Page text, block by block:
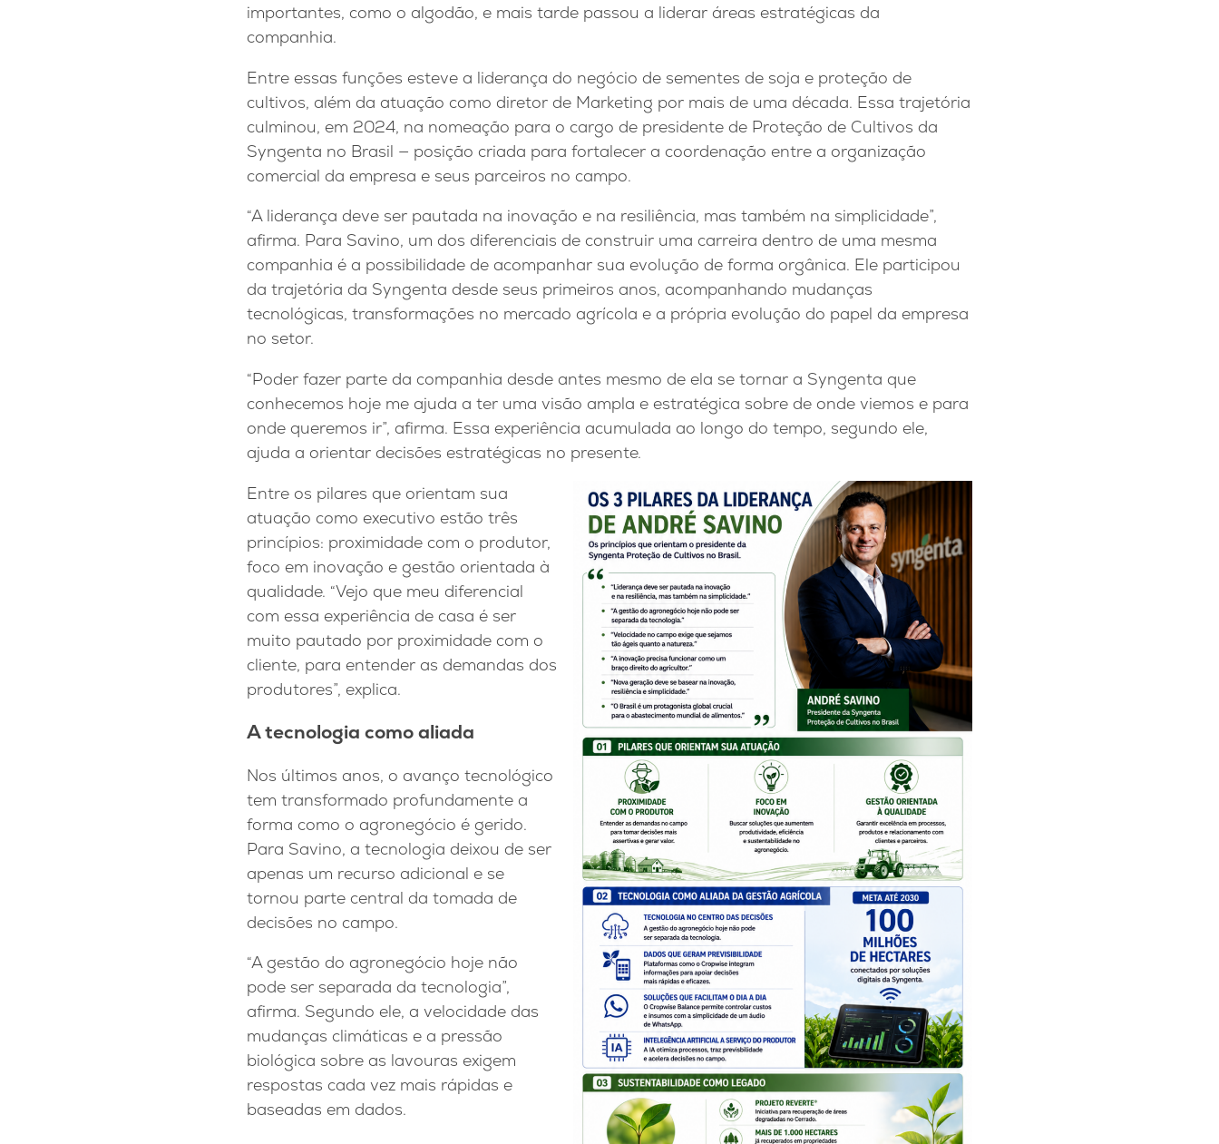
importantes, como o algodão, e mais tarde passou a liderar áreas estratégicas da
companhia.
Entre essas funções esteve a liderança do negócio de sementes de soja e proteção de
cultivos, além da atuação como diretor de Marketing por mais de uma década. Essa trajetória
culminou, em 2024, na nomeação para o cargo de presidente de Proteção de Cultivos da
Syngenta no Brasil — posição criada para fortalecer a coordenação entre a organização
comercial da empresa e seus parceiros no campo.
“A liderança deve ser pautada na inovação e na resiliência, mas também na simplicidade”,
afirma. Para Savino, um dos diferenciais de construir uma carreira dentro de uma mesma
companhia é a possibilidade de acompanhar sua evolução de forma orgânica. Ele participou
da trajetória da Syngenta desde seus primeiros anos, acompanhando mudanças
tecnológicas, transformações no mercado agrícola e a própria evolução do papel da empresa
no setor.
“Poder fazer parte da companhia desde antes mesmo de ela se tornar a Syngenta que
conhecemos hoje me ajuda a ter uma visão ampla e estratégica sobre de onde viemos e para
onde queremos ir”, afirma. Essa experiência acumulada ao longo do tempo, segundo ele,
ajuda a orientar decisões estratégicas no presente.
Entre os pilares que orientam sua
atuação como executivo estão três
princípios: proximidade com o produtor,
foco em inovação e gestão orientada à
qualidade. “Vejo que meu diferencial
com essa experiência de casa é ser
muito pautado por proximidade com o
cliente, para entender as demandas dos
produtores”, explica.
A tecnologia como aliada
Nos últimos anos, o avanço tecnológico
tem transformado profundamente a
forma como o agronegócio é gerido.
Para Savino, a tecnologia deixou de ser
apenas um recurso adicional e se
tornou parte central da tomada de
decisões no campo.
“A gestão do agronegócio hoje não
pode ser separada da tecnologia”,
afirma. Segundo ele, a velocidade das
mudanças climáticas e a pressão
biológica sobre as lavouras exigem
respostas cada vez mais rápidas e
baseadas em dados.